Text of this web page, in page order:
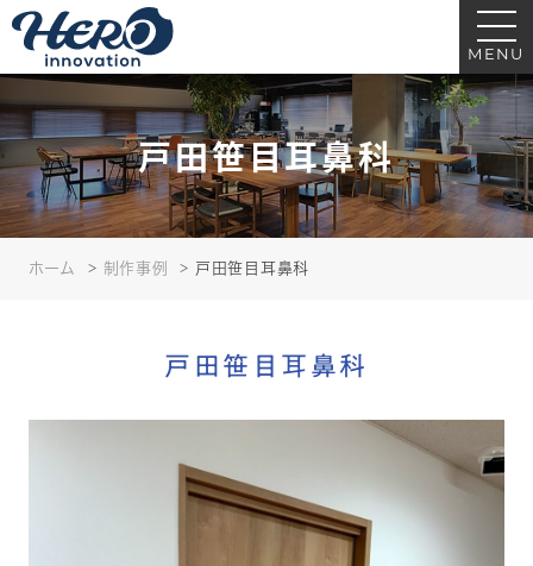
MENU
戸田笹目耳鼻科
戸田笹目耳鼻科｜ヒーローイノベーション｜医療・クリニック・歯科の看板
ホーム 制作事例 戸田笹目耳鼻科
戸田笹目耳鼻科